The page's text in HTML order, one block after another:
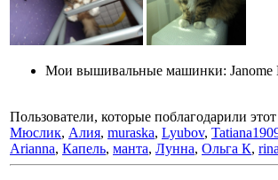
Мои вышивальные машинки: Janome
Пользователи, которые поблагодарили
Мюслик, Алия, muraska, Lyubov,
Arianna, Капель, манта, Лунна, Ольга К, rina